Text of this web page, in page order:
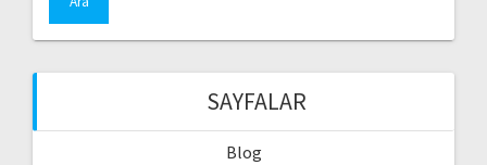
SAYFALAR
Blog